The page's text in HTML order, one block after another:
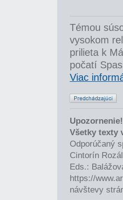
Témou
vysokom
prilieta k
počatí
Viac
Upozornenie!
Všetky texty
Odporúčaný
Cintorín
Eds.:
https://
návštevy